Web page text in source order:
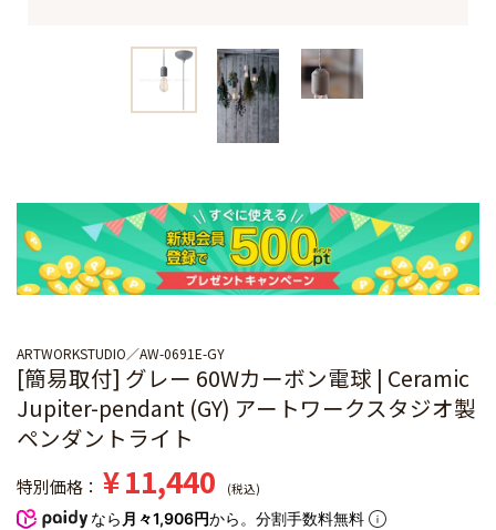
ARTWORKSTUDIO AW-0691E-GY
[簡易取付] グレー 60Wカーボン電球 | Ceramic
Jupiter-pendant (GY) アートワークスタジオ製
ペンダントライト
特別価格 ¥11,440 税込
なら 月々1,906円から。分割手数料無料